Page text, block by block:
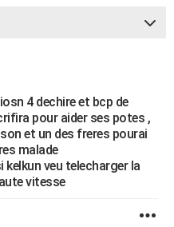
4 dechire et bcp de
pour aider ses potes ,
et un des freres pourai
malade
kelkun veu telecharger la
vitesse